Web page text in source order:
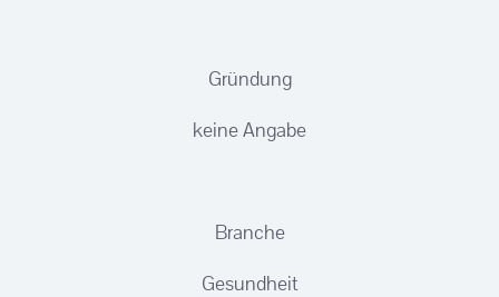
Gründung
keine Angabe
Branche
Gesundheit